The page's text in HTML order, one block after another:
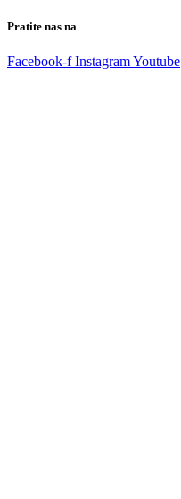
Pratite nas na
Facebook-f InstagramYoutube